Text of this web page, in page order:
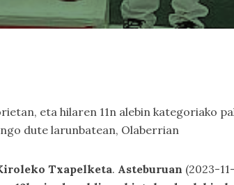
eta hilaren 11n alebin kategoriako
dute larunbatean, Olaberrian
Txapelketa. Asteburuan (2023-